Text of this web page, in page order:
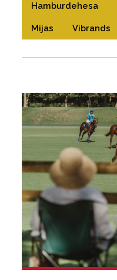
Hamburdehesa
Mijas Vibrands